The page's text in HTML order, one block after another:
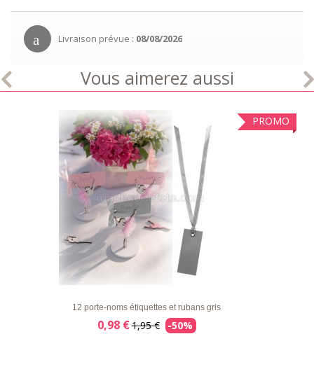
Livraison prévue : 08/08/2026
Vous aimerez aussi
PROMO
12 porte-noms étiquettes et rubans gris
0,98 €1,95 € -50%